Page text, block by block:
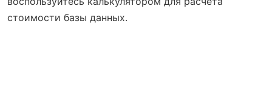
стоимости базы данных.